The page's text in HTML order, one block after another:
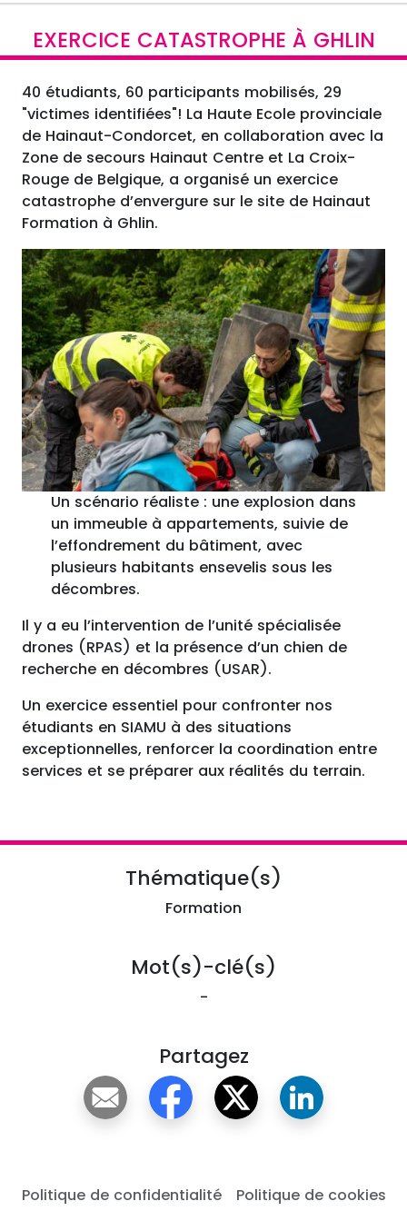
EXERCICE CATASTROPHE À GHLIN
40 étudiants, 60 participants mobilisés, 29
"victimes identifiées"! La Haute Ecole provinciale
de Hainaut-Condorcet, en collaboration avec la
Zone de secours Hainaut Centre et La Croix-
Rouge de Belgique, a organisé un exercice
catastrophe d’envergure sur le site de Hainaut
Formation à Ghlin.
Un scénario réaliste : une explosion dans
un immeuble à appartements, suivie de
l’effondrement du bâtiment, avec
plusieurs habitants ensevelis sous les
décombres.
Il y a eu l’intervention de l’unité spécialisée
drones (RPAS) et la présence d’un chien de
recherche en décombres (USAR).
Un exercice essentiel pour confronter nos
étudiants en SIAMU à des situations
exceptionnelles, renforcer la coordination entre
services et se préparer aux réalités du terrain.
Thématique(s)
Formation
Mot(s)-clé(s)
-
Partagez
Politique de confidentialité Politique de cookies